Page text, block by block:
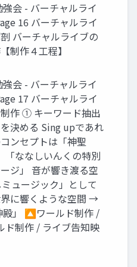
会 - バーチャルライ
16 バーチャルライ
バーチャルライブの
制作４工程】
会 - バーチャルライ
17 バーチャルライ
作 ① キーワード抽出
決める Sing upであれ
ンセプトは「神聖
「ななしいんくの特別
ジ」 音が響き渡る空
ュージック」として
に響くような空間 →
殿」 🔼ワールド制作 /
ド制作 / ライブ告知映